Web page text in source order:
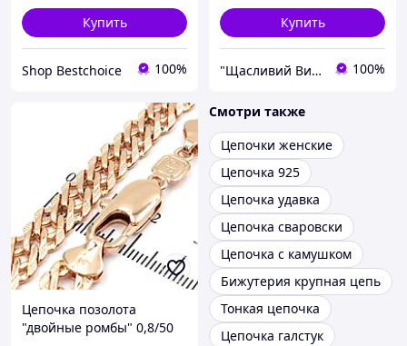
Купить
Shop Bestchoiсe 100%
Купить
"Щасливий Випадок" - Інтернет-магазин парних прикрас і ланцюжків 100%
Цепочка позолота
"двойные ромбы" 0,8/50
Смотри также
Цепочки женские
Цепочка 925
Цепочка удавка
Цепочка сваровски
Цепочка с камушком
Бижутерия крупная цепь
Тонкая цепочка
Цепочка галстук